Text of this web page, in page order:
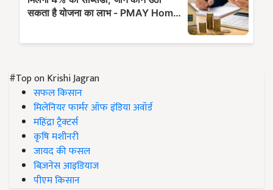
#Top on Krishi Jagran
सफल किसान
मिलेनियर फार्मर ऑफ इंडिया अवॉर्ड
महिंद्रा ट्रैक्टर्स
कृषि मशीनरी
जायद की फसल
बिज़नेस आइडियाज
पीएम किसान